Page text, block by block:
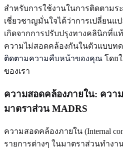
สำหรับการใช้งานในการติดตามร
เชี่ยวชาญมั่นใจได้ว่าการเปลี่ยนแ
เกิดจากการปรับปรุงทางคลินิกที่แ
ความไม่สอดคล้องกันในตัวแบบท
ติดตามความคืบหน้าของคุณ โดย
ของเรา
ความสอดคล้องภายใน: ควา
มาตราส่วน MADRS
ความสอดคล้องภายใน (Internal
รายการต่างๆ ในมาตราส่วนทำง